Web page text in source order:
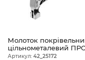
Молоток
цільнометалевий
Артикул: 42_25172